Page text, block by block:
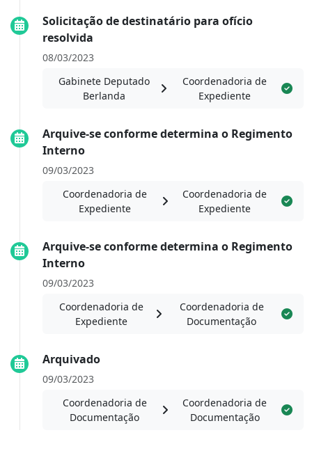
Solicitação de destinatário para ofício
resolvida
08/03/2023
Gabinete Deputado
Berlanda
Coordenadoria de
Expediente
Arquive-se conforme determina o Regimento
Interno
09/03/2023
Coordenadoria de
Expediente
Coordenadoria de
Expediente
Arquive-se conforme determina o Regimento
Interno
09/03/2023
Coordenadoria de
Expediente
Coordenadoria de
Documentação
Arquivado
09/03/2023
Coordenadoria de
Documentação
Coordenadoria de
Documentação